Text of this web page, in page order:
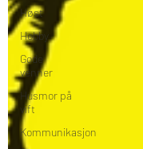
Høst
Hobby
Gode
venner
Husmor på
vift
Kommunikasjon